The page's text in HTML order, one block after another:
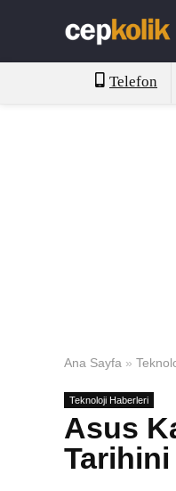
Telefon
Ana Sayfa »
Teknoloji Haberleri
Asus
Tarihini